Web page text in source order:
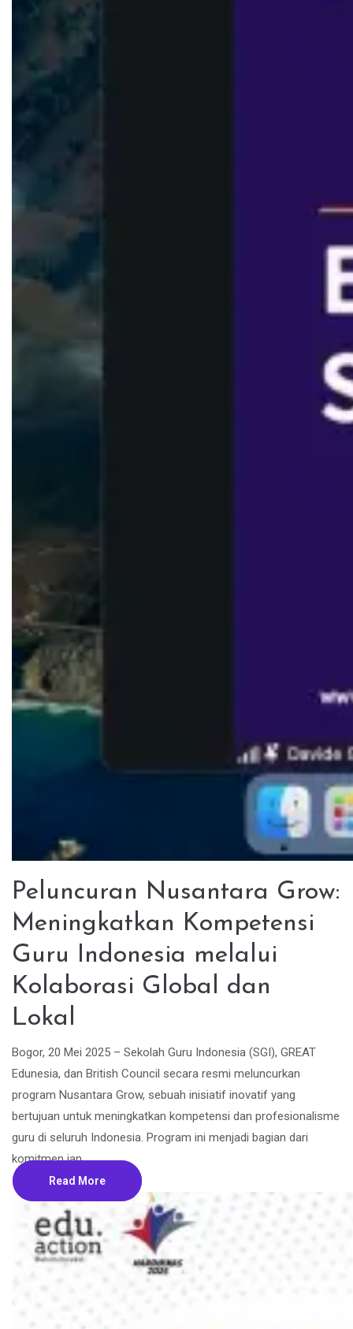
Peluncuran Nusantara Grow:
Meningkatkan Kompetensi
Guru Indonesia melalui
Kolaborasi Global dan
Lokal
Bogor, 20 Mei 2025 – Sekolah Guru Indonesia (SGI), GREAT
Edunesia, dan British Council secara resmi meluncurkan
program Nusantara Grow, sebuah inisiatif inovatif yang
bertujuan untuk meningkatkan kompetensi dan profesionalisme
guru di seluruh Indonesia. Program ini menjadi bagian dari
komitmen jan...
Read More